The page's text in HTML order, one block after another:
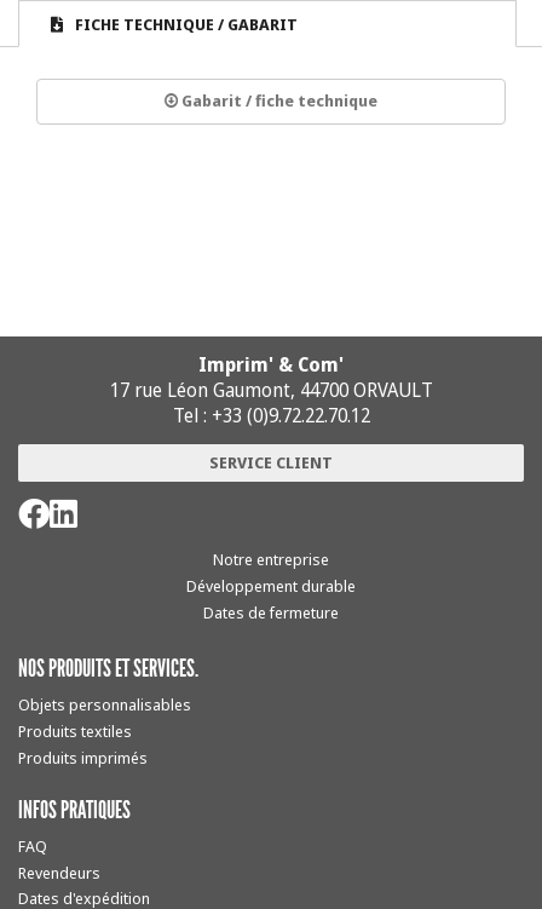
FICHE TECHNIQUE / GABARIT
Gabarit / fiche technique
Imprim' & Com'
17 rue Léon Gaumont, 44700 ORVAULT
Tel : +33 (0)9.72.22.70.12
SERVICE CLIENT
Notre entreprise
Développement durable
Dates de fermeture
NOS PRODUITS ET SERVICES.
Objets personnalisables
Produits textiles
Produits imprimés
INFOS PRATIQUES
FAQ
Revendeurs
Dates d'expédition